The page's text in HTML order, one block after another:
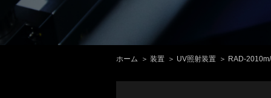
ホーム 装置 UV照射装置 RAD-